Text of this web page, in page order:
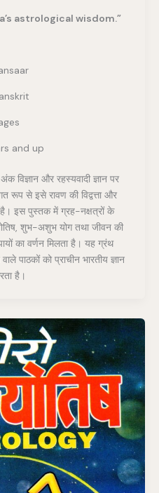
astrological wisdom.”
Sansaar
and up
विज्ञान और रहस्यवादी ज्ञान पर
रूप से इसे रावण की विद्वत्ता और
है। इस पुस्तक में ग्रह-नक्षत्रों के
शुभ-अशुभ योग तथा जीवन की
का वर्णन मिलता है। यह ग्रंथ
पाठकों को प्राचीन भारतीय ज्ञान
है।